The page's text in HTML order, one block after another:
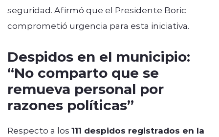
seguridad. Afirmó que el Presidente Boric
comprometió urgencia para esta iniciativa.
Despidos en el municipio:
“No comparto que se
remueva personal por
razones políticas”
Respecto a los 111 despidos registrados en la